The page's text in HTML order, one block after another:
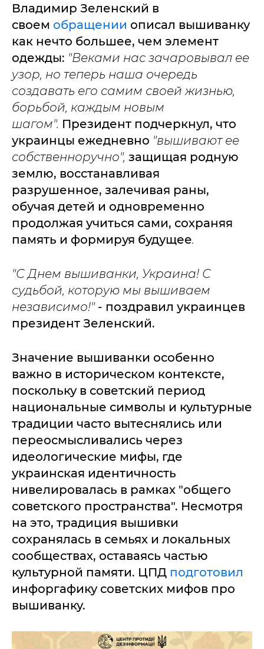
Владимир Зеленский в
своем обращении описал вышиванку
как нечто большее, чем элемент
одежды: "Веками нас зачаровывал ее
узор, но теперь наша очередь
создавать его самим своей жизнью,
борьбой, каждым новым
шагом". Президент подчеркнул, что
украинцы ежедневно "вышивают ее
собственноручно", защищая родную
землю, восстанавливая
разрушенное, залечивая раны,
обучая детей и одновременно
продолжая учиться сами, сохраняя
память и формируя будущее.
"С Днем вышиванки, Украина! С
судьбой, которую мы вышиваем
независимо!"- поздравил украинцев
президент Зеленский.
Значение вышиванки особенно
важно в историческом контексте,
поскольку в советский период
национальные символы и культурные
традиции часто вытеснялись или
переосмысливались через
идеологические мифы, где
украинская идентичность
нивелировалась в рамках "общего
советского пространства". Несмотря
на это, традиция вышивки
сохранялась в семьях и локальных
сообществах, оставаясь частью
культурной памяти. ЦПД подготовил
инфоргафику советских мифов про
вышиванку.